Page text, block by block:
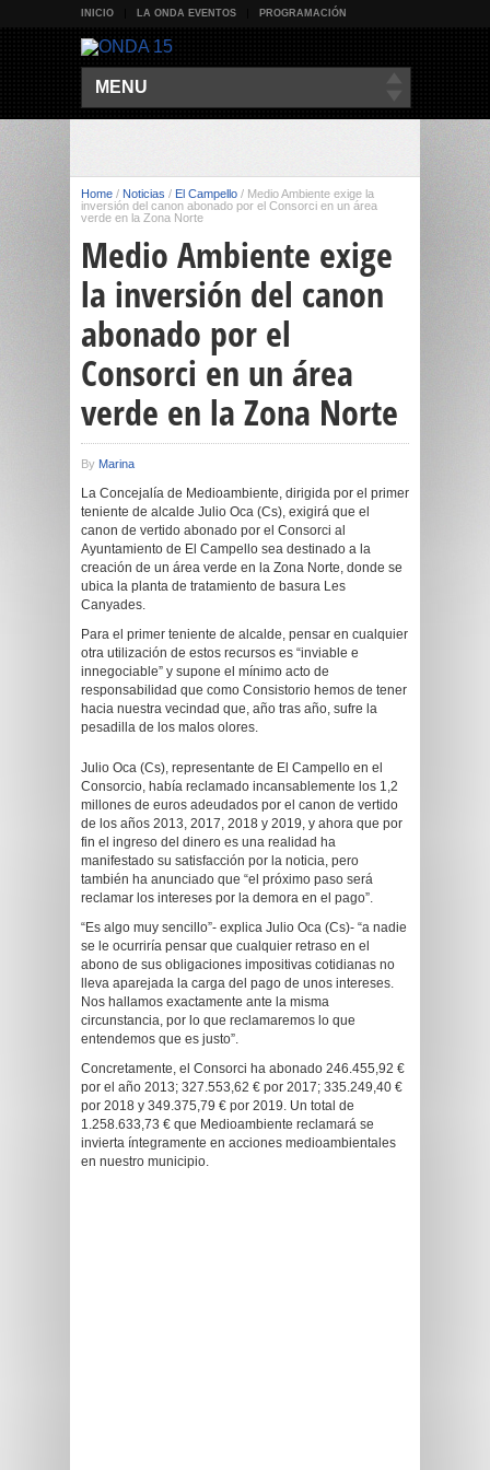
INICIO LA ONDA EVENTOS PROGRAMACIÓN
MENU
Home / Noticias / El Campello / Medio Ambiente exige la
inversión del canon abonado por el Consorci en un área
verde en la Zona Norte
Medio Ambiente exige
la inversión del canon
abonado por el
Consorci en un área
verde en la Zona Norte
By Marina
La Concejalía de Medioambiente, dirigida por el primer
teniente de alcalde Julio Oca (Cs), exigirá que el
canon de vertido abonado por el Consorci al
Ayuntamiento de El Campello sea destinado a la
creación de un área verde en la Zona Norte, donde se
ubica la planta de tratamiento de basura Les
Canyades.
Para el primer teniente de alcalde, pensar en cualquier
otra utilización de estos recursos es “inviable e
innegociable” y supone el mínimo acto de
responsabilidad que como Consistorio hemos de tener
hacia nuestra vecindad que, año tras año, sufre la
pesadilla de los malos olores.
Julio Oca (Cs), representante de El Campello en el
Consorcio, había reclamado incansablemente los 1,2
millones de euros adeudados por el canon de vertido
de los años 2013, 2017, 2018 y 2019, y ahora que por
fin el ingreso del dinero es una realidad ha
manifestado su satisfacción por la noticia, pero
también ha anunciado que “el próximo paso será
reclamar los intereses por la demora en el pago”.
“Es algo muy sencillo”- explica Julio Oca (Cs)- “a nadie
se le ocurriría pensar que cualquier retraso en el
abono de sus obligaciones impositivas cotidianas no
lleva aparejada la carga del pago de unos intereses.
Nos hallamos exactamente ante la misma
circunstancia, por lo que reclamaremos lo que
entendemos que es justo”.
Concretamente, el Consorci ha abonado 246.455,92 €
por el año 2013; 327.553,62 € por 2017; 335.249,40 €
por 2018 y 349.375,79 € por 2019. Un total de
1.258.633,73 € que Medioambiente reclamará se
invierta íntegramente en acciones medioambientales
en nuestro municipio.